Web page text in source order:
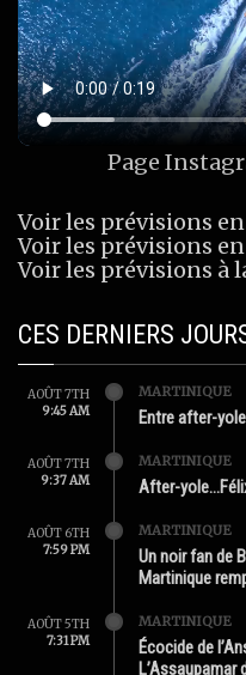
Page
Voir les prévisions
Voir les prévisions
Voir les prévisions à
CES DERNIERS
AOÛT 7TH
9:45 AM
MARTINIQUE
Entre after-
AOÛT 7TH
9:37 AM
MARTINIQUE
After-
AOÛT 6TH
7:59 PM
MARTINIQUE
Un noir fan de
Martinique
AOÛT 5TH
7:31 PM
MARTINIQUE
Écocide de